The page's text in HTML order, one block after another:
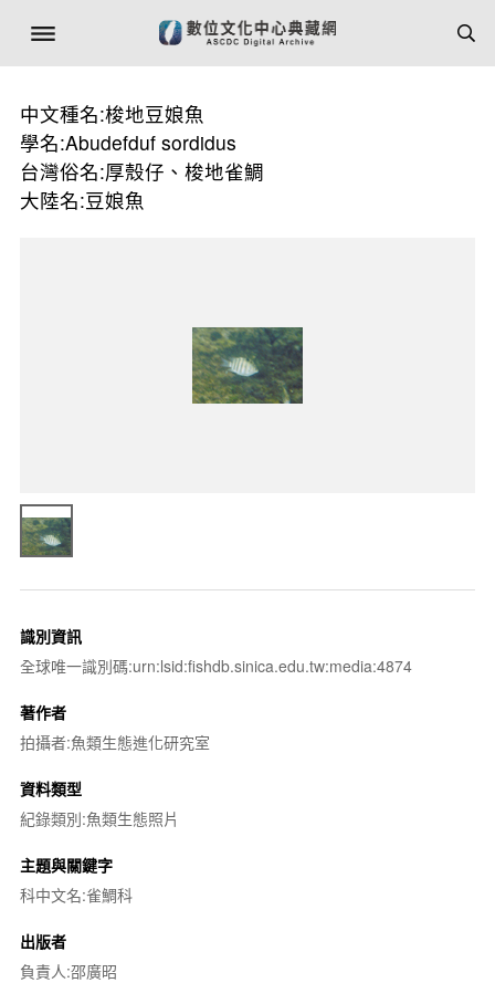
中文種名:梭地豆娘魚
學名:Abudefduf sordidus
台灣俗名:厚殼仔、梭地雀鯛
大陸名:豆娘魚
識別資訊
全球唯一識別碼:urn:lsid:fishdb.sinica.edu.tw:media:4874
著作者
拍攝者:魚類生態進化研究室
資料類型
紀錄類別:魚類生態照片
主題與關鍵字
科中文名:雀鯛科
出版者
負責人:邵廣昭